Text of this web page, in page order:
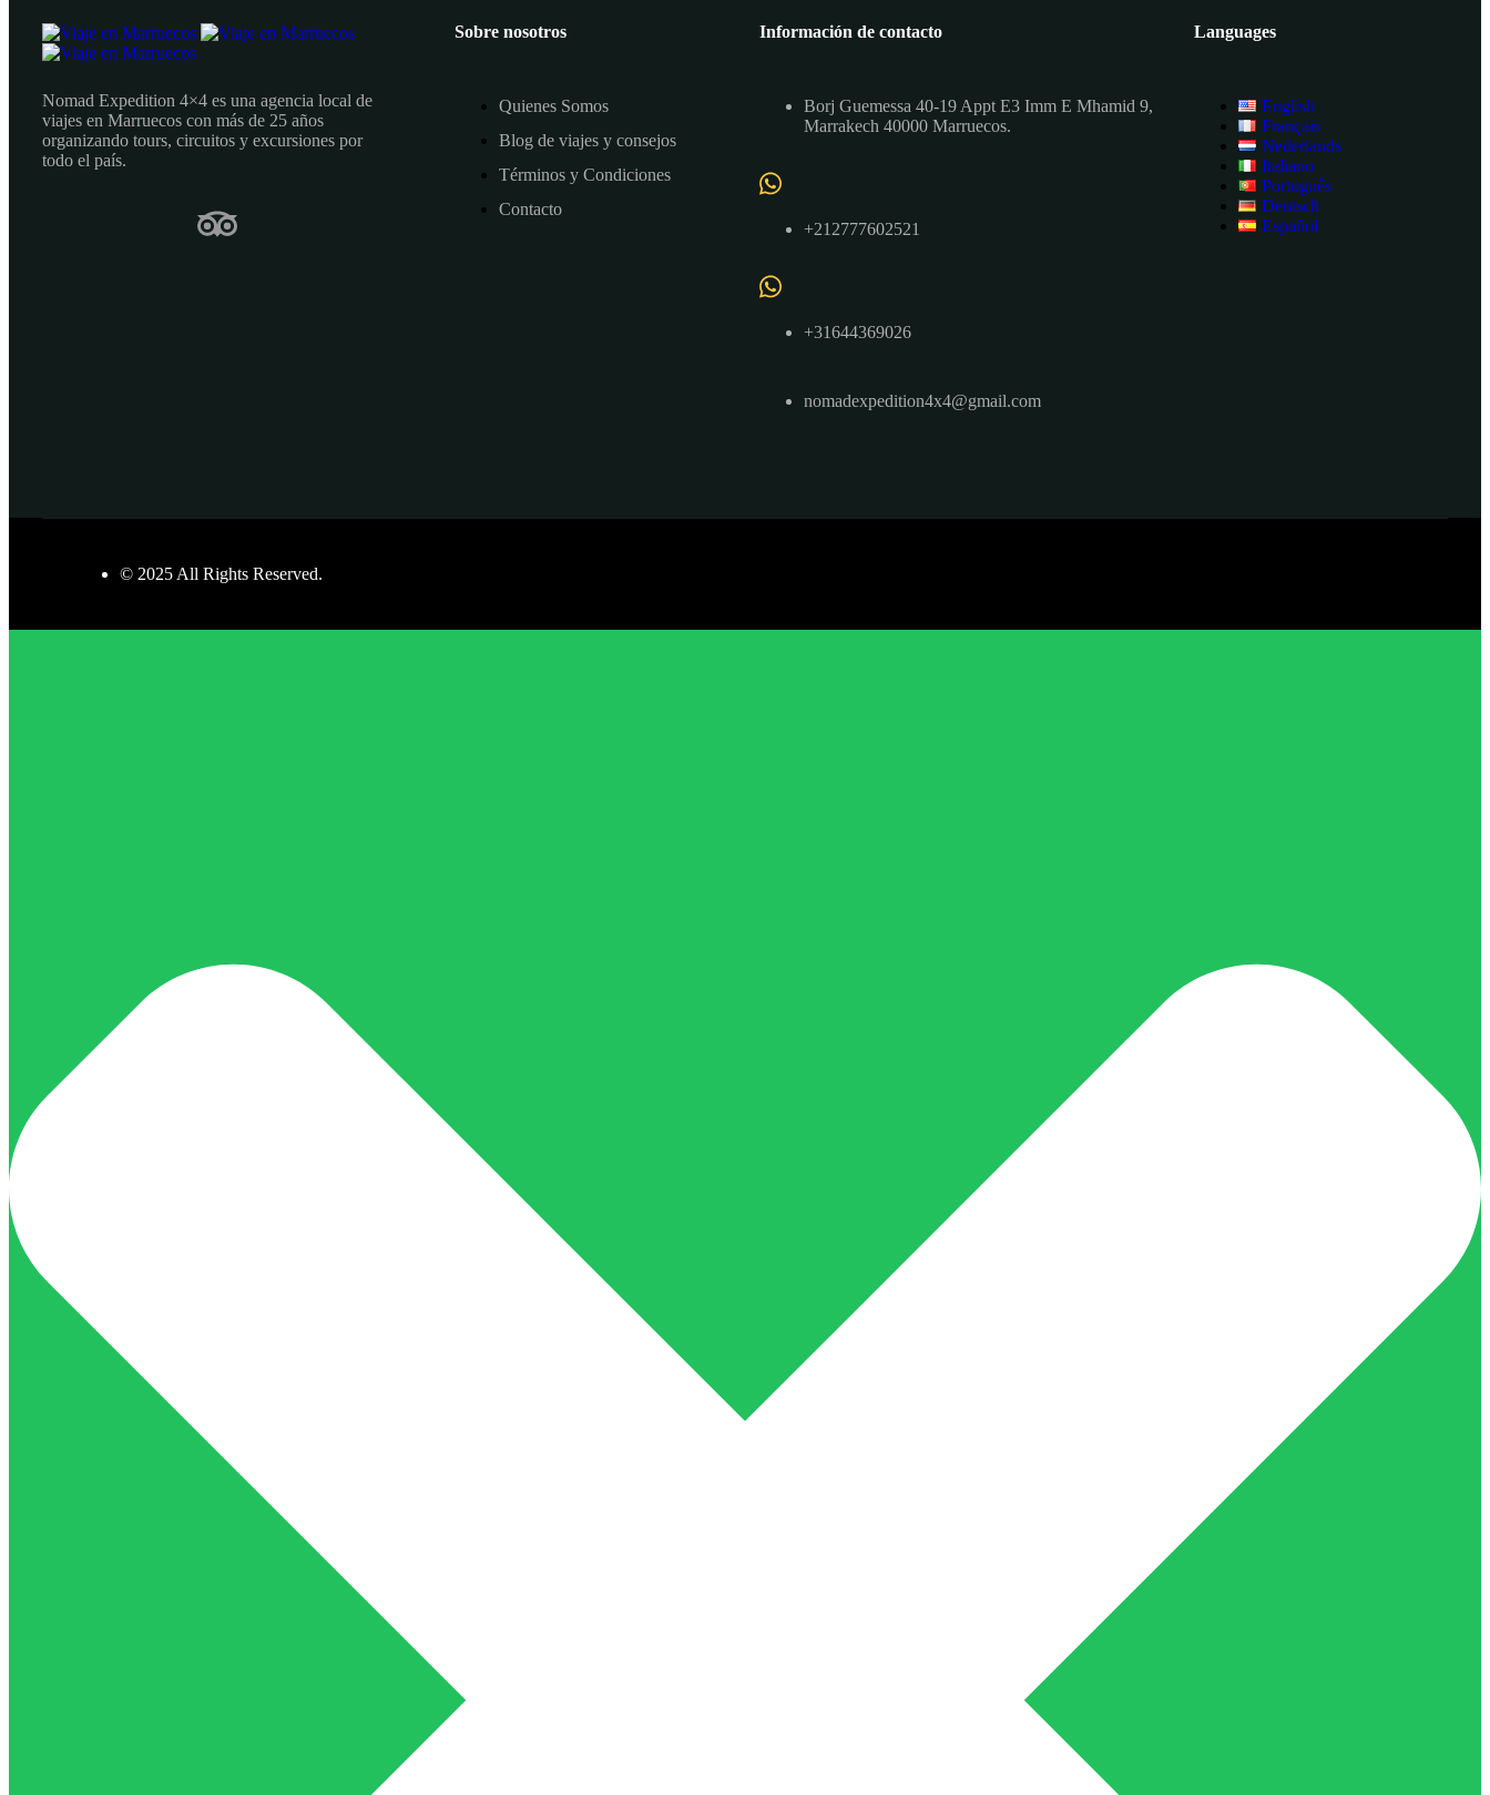
Nomad Expedition 4×4 es una agencia local de
viajes en Marruecos con más de 25 años
organizando tours, circuitos y excursiones por
todo el país.
Sobre nosotros
Quienes Somos
Blog de viajes y consejos
Términos y Condiciones
Contacto
Información de contacto
Borj Guemessa 40-19 Appt E3 Imm E Mhamid 9,
Marrakech 40000 Marruecos.
+212777602521
+31644369026
nomadexpedition4x4@gmail.com
Languages
English
Français
Nederlands
Italiano
Português
Deutsch
Español
© 2025 All Rights Reserved.